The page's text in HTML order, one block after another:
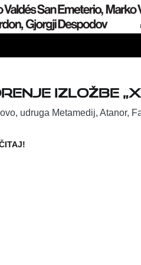
izložbe
udruga Metamedij, Atanor,